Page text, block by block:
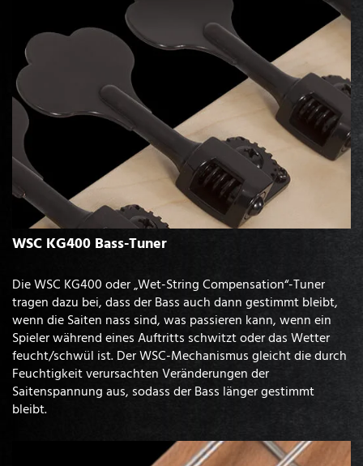
WSC KG400 Bass-Tuner
Die WSC KG400 oder „Wet-String Compensation“-Tuner
tragen dazu bei, dass der Bass auch dann gestimmt bleibt,
wenn die Saiten nass sind, was passieren kann, wenn ein
Spieler während eines Auftritts schwitzt oder das Wetter
feucht/schwül ist. Der WSC-Mechanismus gleicht die durch
Feuchtigkeit verursachten Veränderungen der
Saitenspannung aus, sodass der Bass länger gestimmt
bleibt.